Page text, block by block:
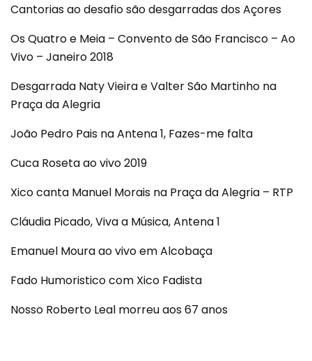
Cantorias ao desafio são desgarradas dos Açores
Os Quatro e Meia – Convento de São Francisco – Ao
Vivo – Janeiro 2018
Desgarrada Naty Vieira e Valter São Martinho na
Praça da Alegria
João Pedro Pais na Antena 1, Fazes-me falta
Cuca Roseta ao vivo 2019
Xico canta Manuel Morais na Praça da Alegria – RTP
Cláudia Picado, Viva a Música, Antena 1
Emanuel Moura ao vivo em Alcobaça
Fado Humoristico com Xico Fadista
Nosso Roberto Leal morreu aos 67 anos